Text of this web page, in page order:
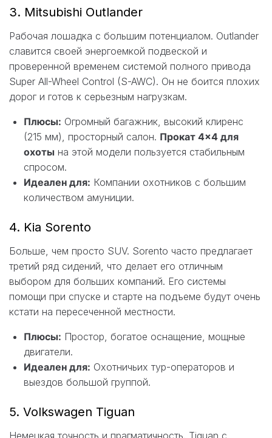
3. Mitsubishi Outlander
Рабочая лошадка с большим потенциалом. Outlander
славится своей энергоемкой подвеской и
проверенной временем системой полного привода
Super All-Wheel Control (S-AWC). Он не боится плохих
дорог и готов к серьезным нагрузкам.
Плюсы: Огромный багажник, высокий клиренс
(215 мм), просторный салон. Прокат 4×4 для
охоты на этой модели пользуется стабильным
спросом.
Идеален для: Компании охотников с большим
количеством амуниции.
4. Kia Sorento
Больше, чем просто SUV. Sorento часто предлагает
третий ряд сидений, что делает его отличным
выбором для больших компаний. Его системы
помощи при спуске и старте на подъеме будут очень
кстати на пересеченной местности.
Плюсы: Простор, богатое оснащение, мощные
двигатели.
Идеален для: Охотничьих тур-операторов и
выездов большой группой.
5. Volkswagen Tiguan
Немецкая точность и прагматичность. Tiguan с